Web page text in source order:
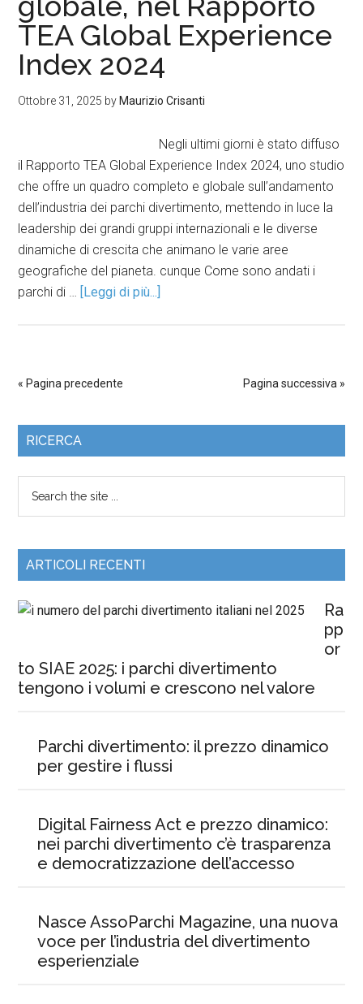
TEA Global Experience
Index 2024
Ottobre 31, 2025 by Maurizio Crisanti
Negli ultimi giorni è stato diffuso
il Rapporto TEA Global Experience Index 2024, uno studio
che offre un quadro completo e globale sull’andamento
dell’industria dei parchi divertimento, mettendo in luce la
leadership dei grandi gruppi internazionali e le diverse
dinamiche di crescita che animano le varie aree
geografiche del pianeta. cunque Come sono andati i
parchi di … [Leggi di più...]
« Pagina precedente Pagina successiva »
RICERCA
ARTICOLI RECENTI
Ra
pp
or
to SIAE 2025: i parchi divertimento
tengono i volumi e crescono nel valore
Parchi divertimento: il prezzo dinamico
per gestire i flussi
Digital Fairness Act e prezzo dinamico:
nei parchi divertimento c’è trasparenza
e democratizzazione dell’accesso
Nasce AssoParchi Magazine, una nuova
voce per l’industria del divertimento
esperienziale